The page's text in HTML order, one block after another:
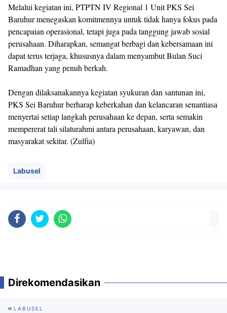
Melalui kegiatan ini, PTPTN IV Regional 1 Unit PKS Sei
Baruhur menegaskan komitmennya untuk tidak hanya fokus pada
pencapaian operasional, tetapi juga pada tanggung jawab sosial
perusahaan. Diharapkan, semangat berbagi dan kebersamaan ini
dapat terus terjaga, khususnya dalam menyambut Bulan Suci
Ramadhan yang penuh berkah.
Dengan dilaksanakannya kegiatan syukuran dan santunan ini,
PKS Sei Baruhur berharap keberkahan dan kelancaran senantiasa
menyertai setiap langkah perusahaan ke depan, serta semakin
mempererat tali silaturahmi antara perusahaan, karyawan, dan
masyarakat sekitar. (Zulfia)
Labusel
Direkomendasikan
LABUSEL